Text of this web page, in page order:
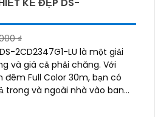
₫
2CD2347G1-LU là một giải
giá cả phải chăng. Với
Full Color 30m, bạn có
trong và ngoài nhà vào ban